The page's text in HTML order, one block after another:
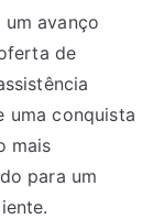
avanço
de
uma conquista
mais
para um